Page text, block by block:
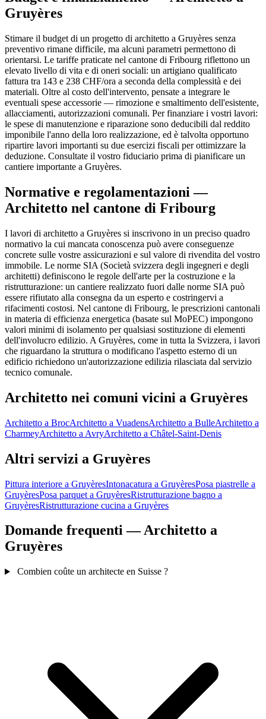
Gruyères
Stimare il budget di un progetto di architetto a Gruyères senza
preventivo rimane difficile, ma alcuni parametri permettono di
orientarsi. Le tariffe praticate nel cantone di Fribourg riflettono un
elevato livello di vita e di oneri sociali: un artigiano qualificato
fattura tra 143 e 238 CHF/ora a seconda della complessità e dei
materiali. Oltre al costo dell'intervento, pensate a integrare le
eventuali spese accessorie — rimozione e smaltimento dell'esistente,
allacciamenti, autorizzazioni comunali. Per finanziare i vostri lavori:
le spese di manutenzione e riparazione sono deducibili dal reddito
imponibile l'anno della loro realizzazione, ed è talvolta opportuno
ripartire lavori importanti su due esercizi fiscali per ottimizzare la
deduzione. Consultate il vostro fiduciario prima di pianificare un
cantiere importante a Gruyères.
Normative e regolamentazioni —
Architetto nel cantone di Fribourg
I lavori di architetto a Gruyères si inscrivono in un preciso quadro
normativo la cui mancata conoscenza può avere conseguenze
concrete sulle vostre assicurazioni e sul valore di rivendita del vostro
immobile. Le norme SIA (Società svizzera degli ingegneri e degli
architetti) definiscono le regole dell'arte per la costruzione e la
ristrutturazione: un cantiere realizzato fuori dalle norme SIA può
essere rifiutato alla consegna da un esperto e costringervi a
rifacimenti costosi. Nel cantone di Fribourg, le prescrizioni cantonali
in materia di efficienza energetica (basate sul MoPEC) impongono
valori minimi di isolamento per qualsiasi sostituzione di elementi
dell'involucro edilizio. A Gruyères, come in tutta la Svizzera, i lavori
che riguardano la struttura o modificano l'aspetto esterno di un
edificio richiedono un'autorizzazione edilizia rilasciata dal servizio
tecnico comunale.
Architetto nei comuni vicini a Gruyères
Architetto a BrocArchitetto a VuadensArchitetto a BulleArchitetto a
CharmeyArchitetto a AvryArchitetto a Châtel-Saint-Denis
Altri servizi a Gruyères
Pittura interiore a GruyèresIntonacatura a GruyèresPosa piastrelle a
GruyèresPosa parquet a GruyèresRistrutturazione bagno a
GruyèresRistrutturazione cucina a Gruyères
Domande frequenti — Architetto a
Gruyères
Combien coûte un architecte en Suisse ?